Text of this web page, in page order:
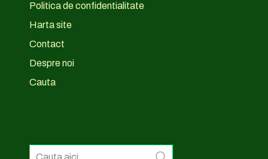
Politica de confidentialitate
Harta site
Contact
Despre noi
Cauta